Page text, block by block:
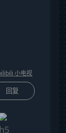
小电视
回复